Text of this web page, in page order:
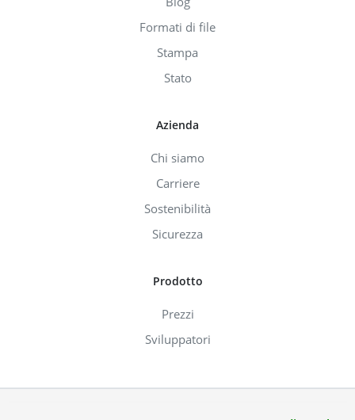
Formati di file
Stampa
Stato
Azienda
Chi siamo
Carriere
Sostenibilità
Sicurezza
Prodotto
Prezzi
Sviluppatori